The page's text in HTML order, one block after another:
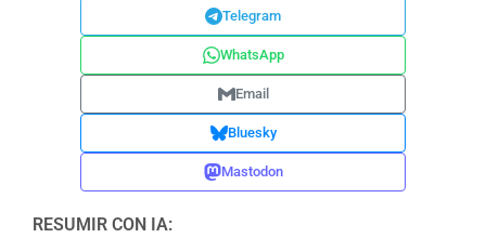
Telegram
WhatsApp
Email
Bluesky
Mastodon
RESUMIR CON IA: